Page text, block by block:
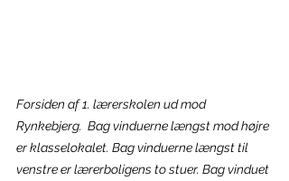
Forsiden af 1. lærerskolen ud mod
Rynkebjerg.  Bag vinduerne længst mod højre
er klasselokalet. Bag vinduerne længst til
venstre er lærerboligens to stuer. Bag vinduet